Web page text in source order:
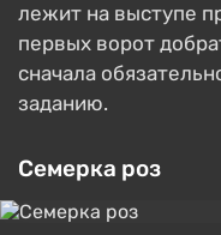
лежит на выступе
первых ворот
сначала
заданию.
Семерка роз